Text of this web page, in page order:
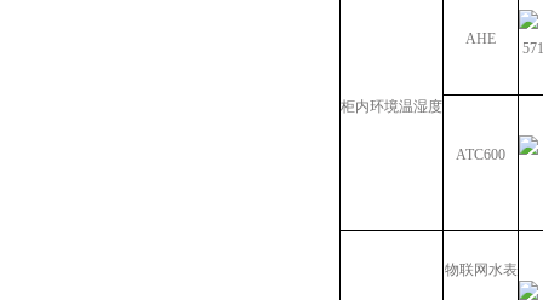
柜内环境温湿度
AHE
ATC600
物联网水表